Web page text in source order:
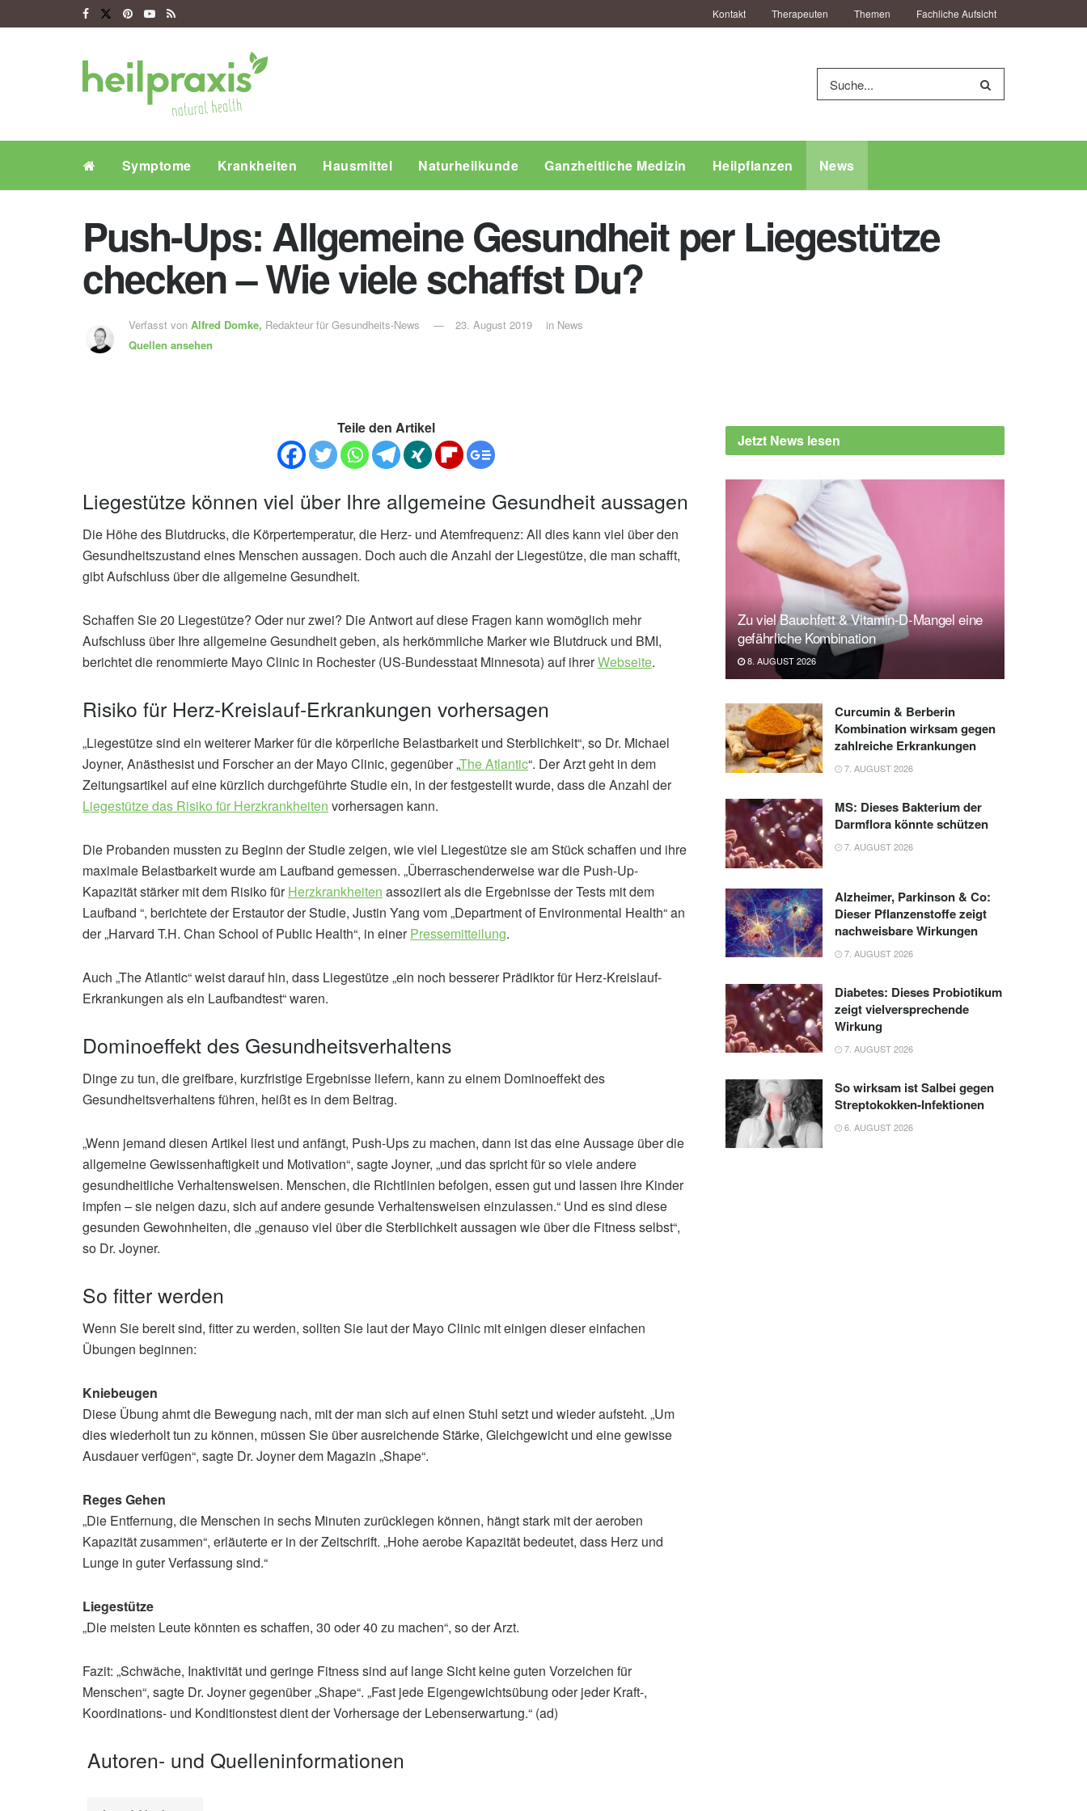
Kontakt Therapeuten Themen Fachliche Aufsicht
Symptome Krankheiten Hausmittel Naturheilkunde Ganzheitliche Medizin Heilpflanzen News
Push-Ups: Allgemeine Gesundheit per Liegestütze
checken – Wie viele schaffst Du?
Verfasst von Alfred Domke, Redakteur für Gesundheits-News
Quellen ansehen
23. August 2019 in News
Teile den Artikel
Liegestütze können viel über Ihre allgemeine Gesundheit aussagen
Die Höhe des Blutdrucks, die Körpertemperatur, die Herz- und Atemfrequenz: All dies kann viel über den
Gesundheitszustand eines Menschen aussagen. Doch auch die Anzahl der Liegestütze, die man schafft,
gibt Aufschluss über die allgemeine Gesundheit.
Schaffen Sie 20 Liegestütze? Oder nur zwei? Die Antwort auf diese Fragen kann womöglich mehr
Aufschluss über Ihre allgemeine Gesundheit geben, als herkömmliche Marker wie Blutdruck und BMI,
berichtet die renommierte Mayo Clinic in Rochester (US-Bundesstaat Minnesota) auf ihrerWebseite.
Risiko für Herz-Kreislauf-Erkrankungen vorhersagen
„Liegestütze sind ein weiterer Marker für die körperliche Belastbarkeit und Sterblichkeit“, so Dr. Michael
Joyner, Anästhesist und Forscher an der Mayo Clinic, gegenüber „The Atlantic“. Der Arzt geht in dem
Zeitungsartikel auf eine kürzlich durchgeführte Studie ein, in der festgestellt wurde, dass die Anzahl der
Liegestütze das Risiko für Herzkrankheiten vorhersagen kann.
Die Probanden mussten zu Beginn der Studie zeigen, wie viel Liegestütze sie am Stück schaffen und ihre
maximale Belastbarkeit wurde am Laufband gemessen. „Überraschenderweise war die Push-Up-
Kapazität stärker mit dem Risiko fürHerzkrankheiten assoziiert als die Ergebnisse der Tests mit dem
Laufband “, berichtete der Erstautor der Studie, Justin Yang vom „Department of Environmental Health“ an
der „Harvard T.H. Chan School of Public Health“, in einerPressemitteilung.
Auch „The Atlantic“ weist darauf hin, dass Liegestütze „ein noch besserer Prädiktor für Herz-Kreislauf-
Erkrankungen als ein Laufbandtest“ waren.
Dominoeffekt des Gesundheitsverhaltens
Dinge zu tun, die greifbare, kurzfristige Ergebnisse liefern, kann zu einem Dominoeffekt des
Gesundheitsverhaltens führen, heißt es in dem Beitrag.
„Wenn jemand diesen Artikel liest und anfängt, Push-Ups zu machen, dann ist das eine Aussage über die
allgemeine Gewissenhaftigkeit und Motivation“, sagte Joyner, „und das spricht für so viele andere
gesundheitliche Verhaltensweisen. Menschen, die Richtlinien befolgen, essen gut und lassen ihre Kinder
impfen – sie neigen dazu, sich auf andere gesunde Verhaltensweisen einzulassen.“ Und es sind diese
gesunden Gewohnheiten, die „genauso viel über die Sterblichkeit aussagen wie über die Fitness selbst“,
so Dr. Joyner.
So fitter werden
Wenn Sie bereit sind, fitter zu werden, sollten Sie laut der Mayo Clinic mit einigen dieser einfachen
Übungen beginnen:
Kniebeugen
Diese Übung ahmt die Bewegung nach, mit der man sich auf einen Stuhl setzt und wieder aufsteht. „Um
dies wiederholt tun zu können, müssen Sie über ausreichende Stärke, Gleichgewicht und eine gewisse
Ausdauer verfügen“, sagte Dr. Joyner dem Magazin „Shape“.
Reges Gehen
„Die Entfernung, die Menschen in sechs Minuten zurücklegen können, hängt stark mit der aeroben
Kapazität zusammen“, erläuterte er in der Zeitschrift. „Hohe aerobe Kapazität bedeutet, dass Herz und
Lunge in guter Verfassung sind.“
Liegestütze
„Die meisten Leute könnten es schaffen, 30 oder 40 zu machen“, so der Arzt.
Fazit: „Schwäche, Inaktivität und geringe Fitness sind auf lange Sicht keine guten Vorzeichen für
Menschen“, sagte Dr. Joyner gegenüber „Shape“. „Fast jede Eigengewichtsübung oder jeder Kraft-,
Koordinations- und Konditionstest dient der Vorhersage der Lebenserwartung.“ (ad)
Autoren- und Quelleninformationen
Jetzt News lesen
Zu viel Bauchfett & Vitamin-D-Mangel eine
gefährliche Kombination
8. AUGUST 2026
Curcumin & Berberin
Kombination wirksam gegen
zahlreiche Erkrankungen
7. AUGUST 2026
MS: Dieses Bakterium der
Darmflora könnte schützen
7. AUGUST 2026
Alzheimer, Parkinson & Co:
Dieser Pflanzenstoffe zeigt
nachweisbare Wirkungen
7. AUGUST 2026
Diabetes: Dieses Probiotikum
zeigt vielversprechende
Wirkung
7. AUGUST 2026
So wirksam ist Salbei gegen
Streptokokken-Infektionen
6. AUGUST 2026